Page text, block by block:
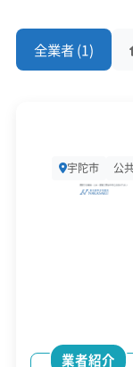
統的建造物群
されます。仮
る歴史的建造
れ、手壊し作
アスベストレベル
保有資格(9)
安全対策・リス
全業者 (1)
宇陀市 公
業者紹介